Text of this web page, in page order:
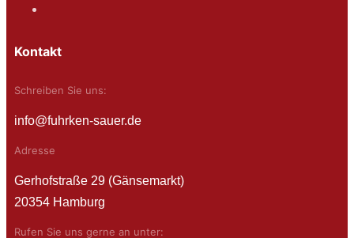
Kontakt
Schreiben Sie uns:
info@fuhrken-sauer.de
Adresse
Gerhofstraße 29 (Gänsemarkt)
20354 Hamburg
Rufen Sie uns gerne an unter: